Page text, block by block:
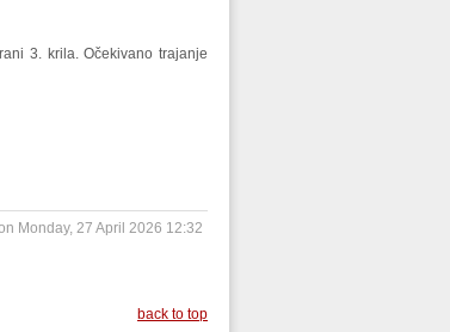
3. krila. Očekivano trajanje
Monday, 27 April 2026 12:32
back to top